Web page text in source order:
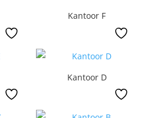
Kantoor F
Kantoor D